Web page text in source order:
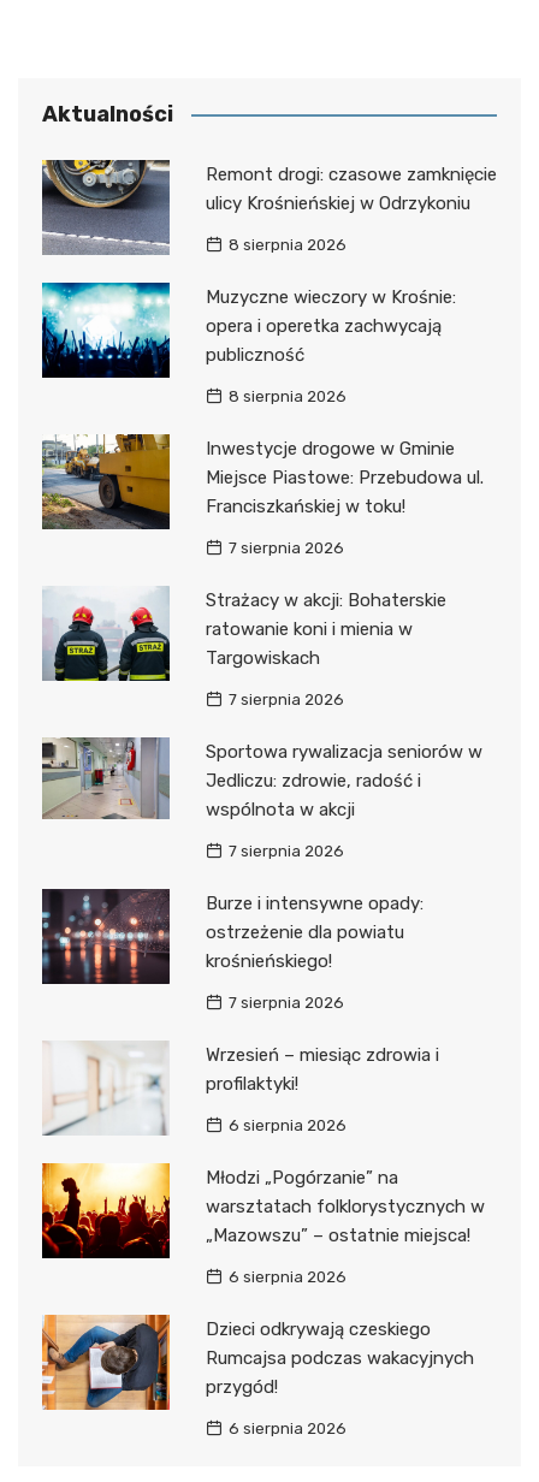
Aktualności
Remont drogi: czasowe zamknięcie
ulicy Krośnieńskiej w Odrzykoniu
8 sierpnia 2026
Muzyczne wieczory w Krośnie:
opera i operetka zachwycają
publiczność
8 sierpnia 2026
Inwestycje drogowe w Gminie
Miejsce Piastowe: Przebudowa ul.
Franciszkańskiej w toku!
7 sierpnia 2026
Strażacy w akcji: Bohaterskie
ratowanie koni i mienia w
Targowiskach
7 sierpnia 2026
Sportowa rywalizacja seniorów w
Jedliczu: zdrowie, radość i
wspólnota w akcji
7 sierpnia 2026
Burze i intensywne opady:
ostrzeżenie dla powiatu
krośnieńskiego!
7 sierpnia 2026
Wrzesień – miesiąc zdrowia i
profilaktyki!
6 sierpnia 2026
Młodzi „Pogórzanie” na
warsztatach folklorystycznych w
„Mazowszu” – ostatnie miejsca!
6 sierpnia 2026
Dzieci odkrywają czeskiego
Rumcajsa podczas wakacyjnych
przygód!
6 sierpnia 2026